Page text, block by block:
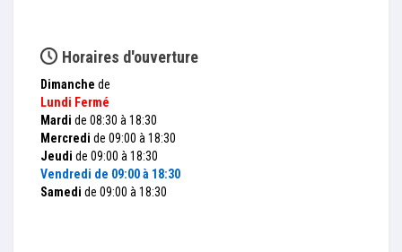
Horaires d'ouverture
Dimanche de
Lundi Fermé
Mardi de 08:30 à 18:30
Mercredi de 09:00 à 18:30
Jeudi de 09:00 à 18:30
Vendredi de 09:00 à 18:30
Samedi de 09:00 à 18:30